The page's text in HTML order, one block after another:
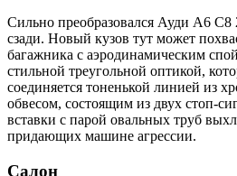
Сильно преобразовался Ауди А6 С8
сзади. Новый кузов тут может
багажника с аэродинамическим
стильной треугольной оптикой,
соединяется тоненькой линией из
обвесом, состоящим из двух стоп-
вставки с парой овальных труб
придающих машине агрессии.
Салон